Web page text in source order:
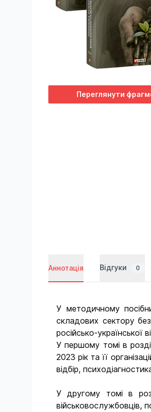
Переглянути
Аннотація Відгуки 0
У методичному
складових сектору
російсько-української
У першому томі в
2023 рік та її
відбір,
У другому томі в
військовослужбовців,